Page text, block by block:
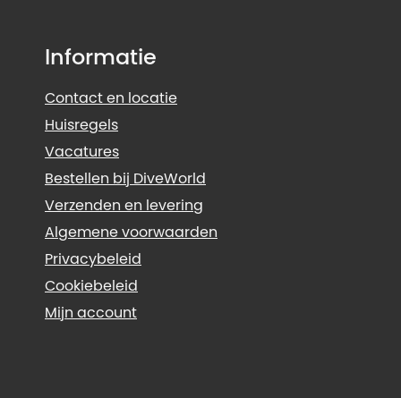
Informatie
Contact en locatie
Huisregels
Vacatures
Bestellen bij DiveWorld
Verzenden en levering
Algemene voorwaarden
Privacybeleid
Cookiebeleid
Mijn account